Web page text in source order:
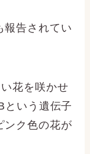
報告されてい
花を咲かせ
という遺伝子
ンク色の花が